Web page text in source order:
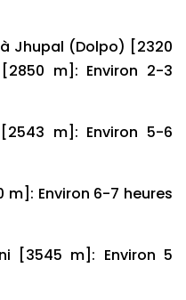
Jhupal (Dolpo) [2320
m]: Environ 2-3
m]: Environ 5-6
m]: Environ 6-7 heures
[3545 m]: Environ 5